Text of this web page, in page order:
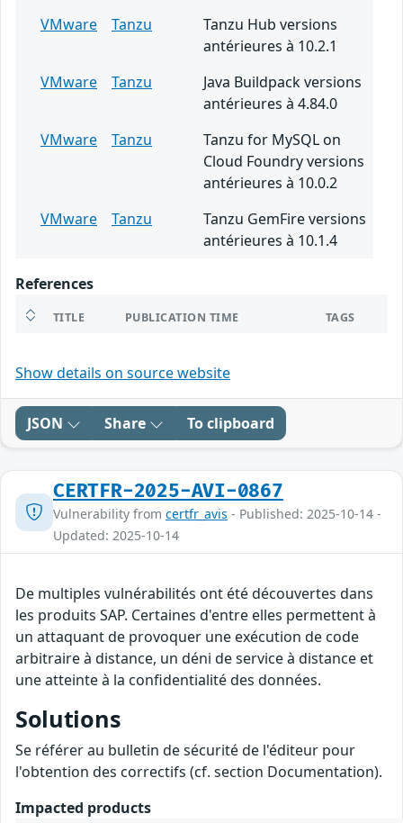
VMware
Tanzu
Tanzu Hub versions
antérieures à 10.2.1
VMware
Tanzu
Java Buildpack versions
antérieures à 4.84.0
VMware
Tanzu
Tanzu for MySQL on
Cloud Foundry versions
antérieures à 10.0.2
VMware
Tanzu
Tanzu GemFire versions
antérieures à 10.1.4
References
TITLE PUBLICATION TIME TAGS
Show details on source website
JSON Share To clipboard
CERTFR-2025-AVI-0867
Vulnerability from certfr_avis - Published: 2025-10-14 -
Updated: 2025-10-14
De multiples vulnérabilités ont été découvertes dans
les produits SAP. Certaines d'entre elles permettent à
un attaquant de provoquer une exécution de code
arbitraire à distance, un déni de service à distance et
une atteinte à la confidentialité des données.
Solutions
Se référer au bulletin de sécurité de l'éditeur pour
l'obtention des correctifs (cf. section Documentation).
Impacted products